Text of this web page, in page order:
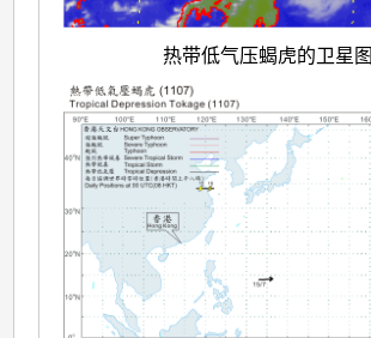
热带低气压蝎虎的卫星图